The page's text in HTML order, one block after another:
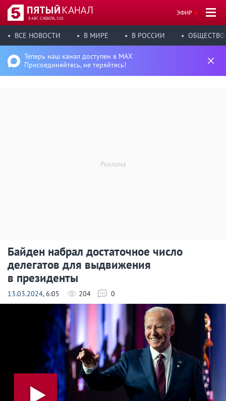
8 АВГ, СУББОТА, 5:01
ЭФИР
ВСЕ НОВОСТИ В МИРЕ В РОССИИ ОБЩЕСТВО
Теперь наш канал доступен в MAX
Присоединяйтесь, не теряйтесь!
Байден набрал достаточное число
делегатов для выдвижения
в президенты
13.03.2024, 6:05 204 0